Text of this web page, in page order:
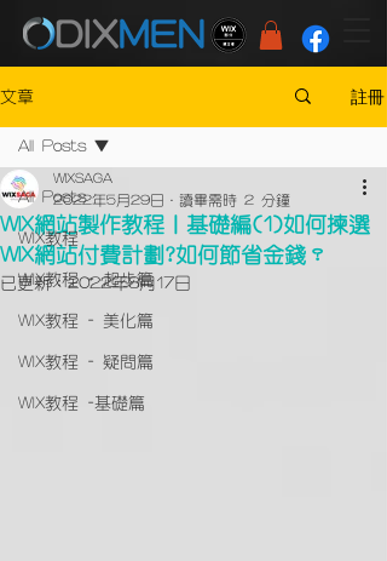
文章 註冊
All Posts
WIX教程
WIX教程 - 起步篇
WIX教程 - 美化篇
WIX教程 - 疑問篇
WIX教程 -基礎篇
All Posts
WIX網站製作教程｜基礎編(1)如何揀選
WIX網站付費計劃?如何節省金錢？
WIXSAGA
2022年5月29日
讀畢需時 2 分鐘
已更新：2022年8月17日